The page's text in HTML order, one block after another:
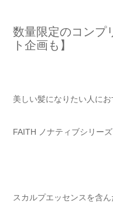
数量限定のコンプ
ト企画も】
美しい髪になりたい人に
FAITH ノナティブシリーズ
スカルプエッセンスを含ん